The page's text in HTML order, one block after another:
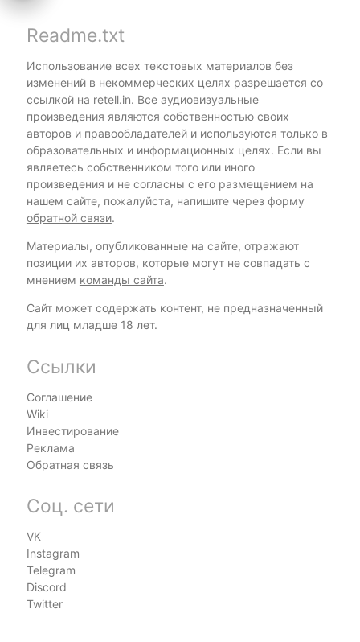
Readme.txt
Использование всех текстовых материалов без
изменений в некоммерческих целях разрешается со
ссылкой на retell.in. Все аудиовизуальные
произведения являются собственностью своих
авторов и правообладателей и используются только в
образовательных и информационных целях. Если вы
являетесь собственником того или иного
произведения и не согласны с его размещением на
нашем сайте, пожалуйста, напишите через форму
обратной связи.
Материалы, опубликованные на сайте, отражают
позиции их авторов, которые могут не совпадать с
мнением команды сайта.
Сайт может содержать контент, не предназначенный
для лиц младше 18 лет.
Ссылки
Соглашение
Wiki
Инвестирование
Реклама
Обратная связь
Соц. сети
VK
Instagram
Telegram
Discord
Twitter